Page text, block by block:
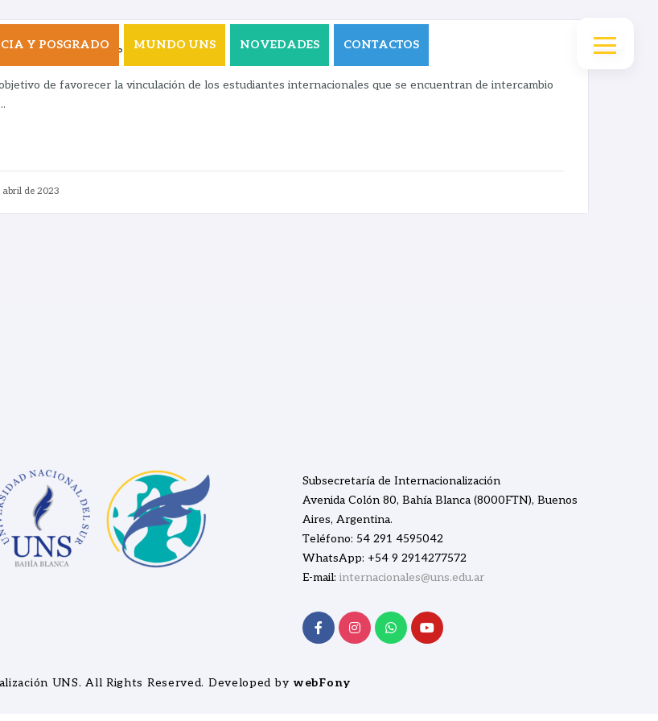
Y POSGRADO MUNDO UNS NOVEDADES CONTACTOS
Típicos 2023 – 1° edición
de favorecer la vinculación de los estudiantes internacionales que se encuentran de intercambio
de 2023
Subsecretaría de Internacionalización
Avenida Colón 80, Bahía Blanca (8000FTN), Buenos
Aires, Argentina.
Teléfono: 54 291 4595042
WhatsApp: +54 9 2914277572
E-mail: internacionales@uns.edu.ar
UNS. All Rights Reserved. Developed by webFony